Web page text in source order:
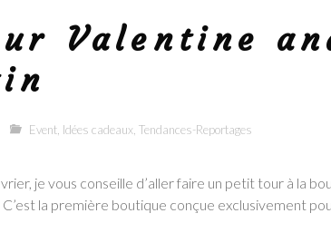
Valentine
Event Idées cadeaux Tendances-Reportages
je vous conseille d’aller faire un petit tour à la
la première boutique conçue exclusivement